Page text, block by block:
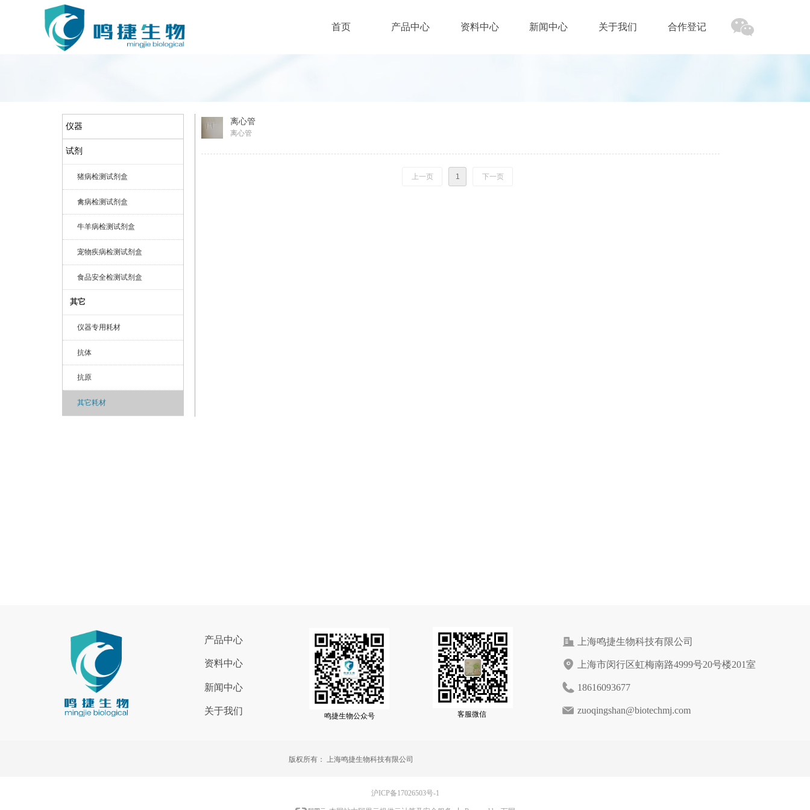
首页 产品中心 资料中心 新闻中心 关于我们 合作登记
试剂
试剂
猪病检测试剂盒
禽病检测试剂盒
牛羊病检测试剂盒
宠物疾病检测试剂盒
食品安全检测试剂盒
其它
仪器专用耗材
抗体
抗原
其它耗材
仪器
离心管
离心管
上一页 1 下一页
上海鸣捷生物科技有限公司
上海市闵行区虹梅南路4999号20号楼201室
18616093677
zuoqingshan@biotechmj.com
产品中心
资料中心
新闻中心
关于我们 鸣捷生物公众号 客服微信
版权所有： 上海鸣捷生物科技有限公司
沪ICP备17026503号-1